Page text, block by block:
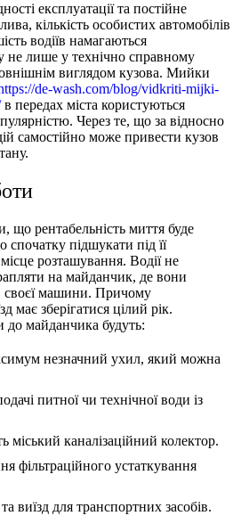
експлуатації та постійне
кількість особистих автомобілів
водіїв намагаються
не лише у технічно справному
виглядом кузова. Мийки
de-wash.com/blog/vidkriti-mijki-
в передах міста користуються
Через те, що за відносно
самостійно може привести кузов
що рентабельність миття буде
підшукати під її
розташування. Водії не
на майданчик, де вони
своєї машини. Причому
має зберігатися цілий рік.
майданчика будуть:
незначний ухил, який можна
питної чи технічної води із
міський каналізаційний колектор.
фільтраційного устаткування
виїзд для транспортних засобів.